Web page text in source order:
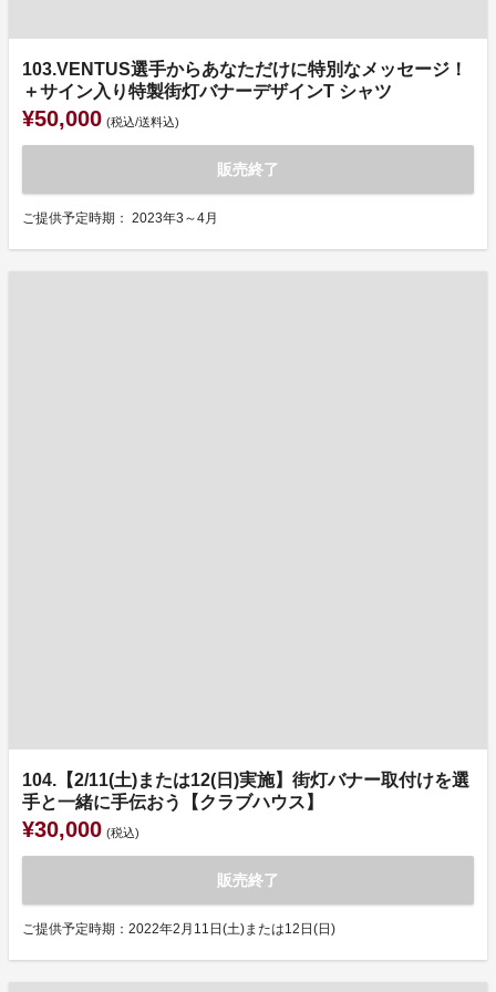
103.VENTUS選手からあなただけに特別なメッセージ！
＋サイン入り特製街灯バナーデザインT シャツ
¥50,000 (税込/送料込)
販売終了
ご提供予定時期： 2023年3～4月
104.【2/11(土)または12(日)実施】街灯バナー取付けを選
手と一緒に手伝おう【クラブハウス】
¥30,000 (税込)
販売終了
ご提供予定時期：2022年2月11日(土)または12日(日)